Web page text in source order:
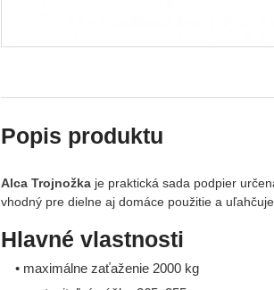
Popis produktu
Alca Trojnožkaje praktická sada podpier
vhodný pre dielne aj domáce použitie a
Hlavné vlastnosti
• maximálne zaťaženie 2000 kg